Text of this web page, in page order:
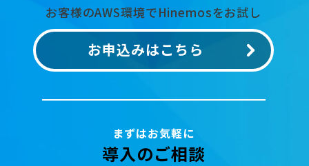
お客様のAWS環境でHinemosをお試し
お申込みはこちら
まずはお気軽に
導入のご相談